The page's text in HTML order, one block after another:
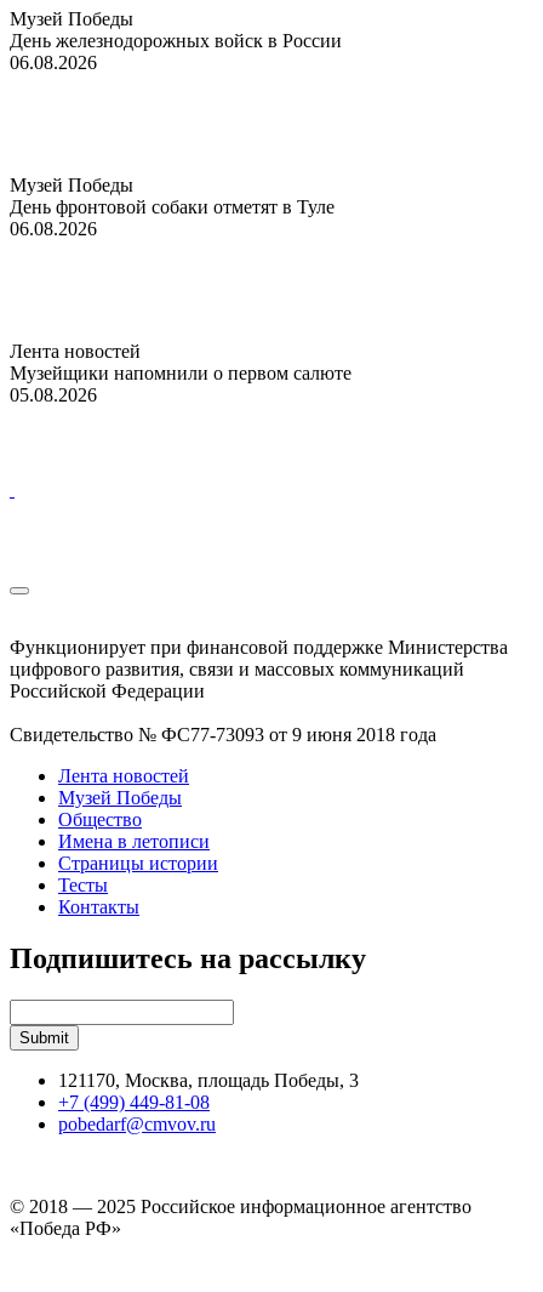
Музей Победы
День железнодорожных войск в России
06.08.2026
Музей Победы
День фронтовой собаки отметят в Туле
06.08.2026
Лента новостей
Музейщики напомнили о первом салюте
05.08.2026
Функционирует при финансовой поддержке Министерства
цифрового развития, связи и массовых коммуникаций
Российской Федерации
Свидетельство № ФС77-73093 от 9 июня 2018 года
Лента новостей
Музей Победы
Общество
Имена в летописи
Страницы истории
Тесты
Контакты
Подпишитесь на рассылку
121170, Москва, площадь Победы, 3
+7 (499) 449-81-08
pobedarf@cmvov.ru
© 2018 — 2025 Российское информационное агентство
«Победа РФ»